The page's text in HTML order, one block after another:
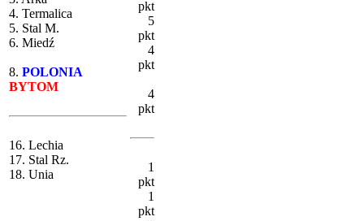
4. Termalica
5. Stal M.
6. Miedź
8. POLONIA
BYTOM
16. Lechia
17. Stal Rz.
18. Unia
pkt
5
pkt
4
pkt
4
pkt
1
pkt
1
pkt